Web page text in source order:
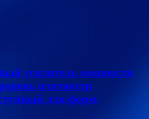
усилитель мощности
плотности
для форм-